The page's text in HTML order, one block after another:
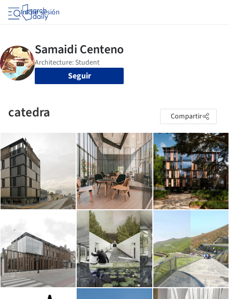
Iniciar sesión
Seguir
catedra Compartir